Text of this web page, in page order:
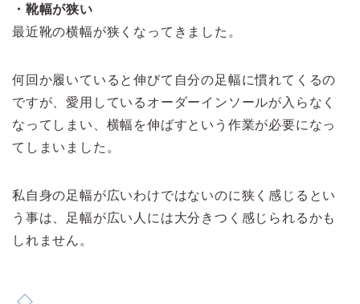
・靴幅が狭い
最近靴の横幅が狭くなってきました。
何回か履いていると伸びて自分の足幅に慣れてくるの
ですが、愛用しているオーダーインソールが入らなく
なってしまい、横幅を伸ばすという作業が必要になっ
てしまいました。
私自身の足幅が広いわけではないのに狭く感じるとい
う事は、足幅が広い人には大分きつく感じられるかも
しれません。